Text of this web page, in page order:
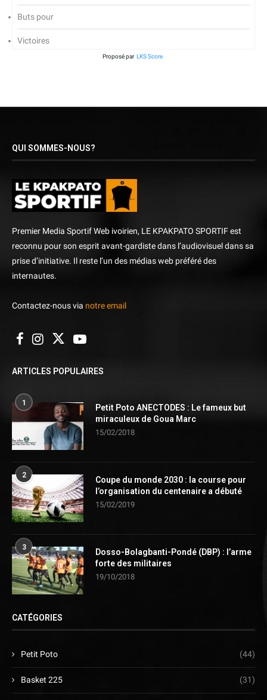
Buts pour
Victoires
Proposé par LKS Score
QUI SOMMES-NOUS?
Premier Media Sportif Web ivoirien, LE KPAKPATO SPORTIF est
reconnu pour son esprit avant-gardiste dans l’audiovisuel dans sa
prise d’initiative. Il reste l’un des médias web préféré des
internautes.
Contactez-nous via notre email
ARTICLES POPULAIRES
1
Petit Poto ANECTODES : Le fameux but
miraculeux de Goua Marc
15/02/2018
2
Coupe du monde 2030 : la course pour
l’organisation du centenaire a débuté
15/02/2019
3
Dosso-Bolagbanti-Pondé (DBP) : l’arme
forte des militaires
19/10/2018
CATÉGORIES
Petit Poto (44)
Basket 225 (31)